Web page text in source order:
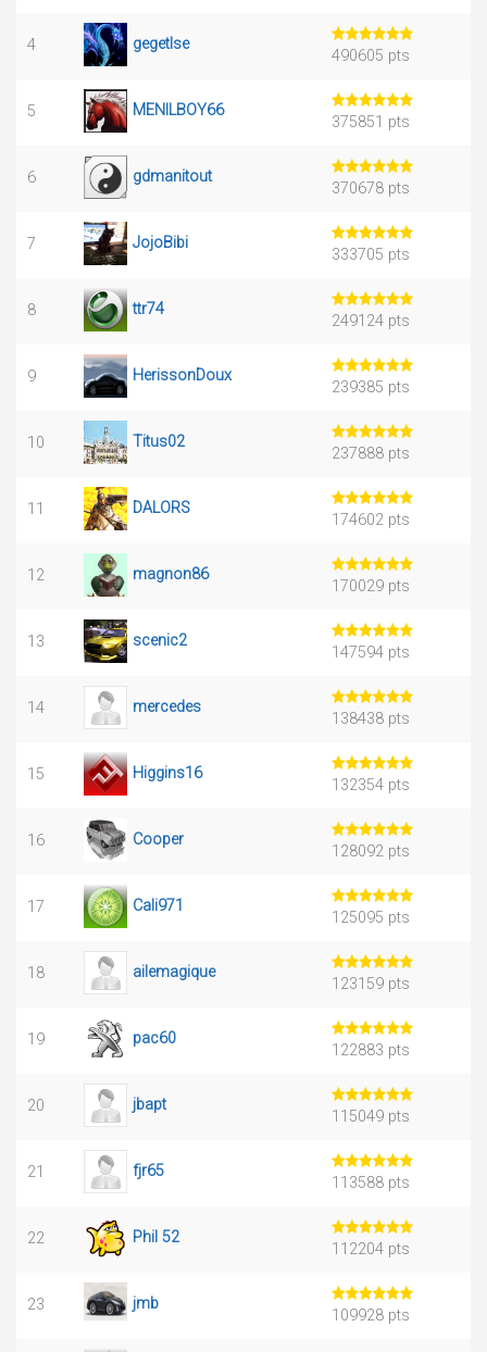
4 gegetlse
490605 pts
5 MENILBOY66
375851 pts
6 gdmanitout
370678 pts
7 JojoBibi
333705 pts
8 ttr74
249124 pts
9 HerissonDoux
239385 pts
10 Titus02
237888 pts
11 DALORS
174602 pts
12 magnon86
170029 pts
13 scenic2
147594 pts
14 mercedes
138438 pts
15 Higgins16
132354 pts
16 Cooper
128092 pts
17 Cali971
125095 pts
18 ailemagique
123159 pts
19 pac60
122883 pts
20 jbapt
115049 pts
21 fjr65
113588 pts
22 Phil 52
112204 pts
23 jmb
109928 pts